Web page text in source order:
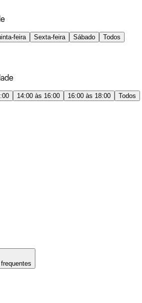
feira Sexta-feira Sábado Todos
14:00 às 16:00 16:00 às 18:00 Todos